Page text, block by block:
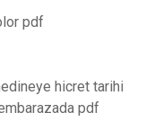
pdf
hicret tarihi
pdf